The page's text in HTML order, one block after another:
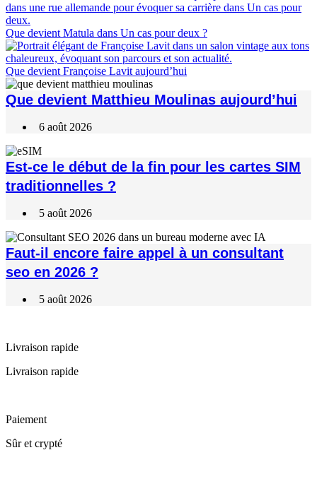
Que devient Matula dans Un cas pour deux ?
Que devient Françoise Lavit aujourd’hui
Que devient Matthieu Moulinas aujourd’hui
6 août 2026
Est-ce le début de la fin pour les cartes SIM
traditionnelles ?
5 août 2026
Faut-il encore faire appel à un consultant
seo en 2026 ?
5 août 2026
Livraison rapide
Livraison rapide
Paiement
Sûr et crypté